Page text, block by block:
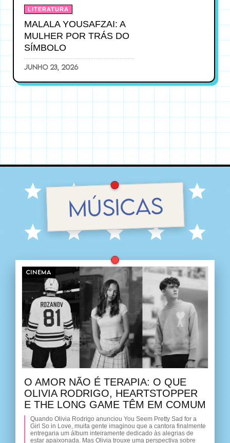
LITERATURA
MALALA YOUSAFZAI: A
MULHER POR TRÁS DO
SÍMBOLO
junho 23, 2026
MÚSICAS
CINEMA
O AMOR NÃO É TERAPIA: O QUE
OLIVIA RODRIGO, HEARTSTOPPER
E THE LONG GAME TÊM EM COMUM
Quando Olivia Rodrigo anunciou You Seem Pretty Sad for a
Girl So in Love, muita gente imaginou que a cantora finalmente
entregaria um álbum inteiramente dedicado às alegrias de
estar apaixonada. Mas Olivia trouxe uma perspectiva sobre